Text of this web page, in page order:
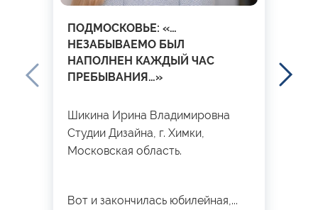
ПОДМОСКОВЬЕ: «…
НЕЗАБЫВАЕМО БЫЛ
НАПОЛНЕН КАЖДЫЙ ЧАС
ПРЕБЫВАНИЯ…»
Шикина Ирина Владимировна
Студии Дизайна, г. Химки,
Московская область.
Вот и закончилась юбилейная,...